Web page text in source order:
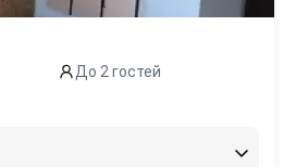
До 2 гостей